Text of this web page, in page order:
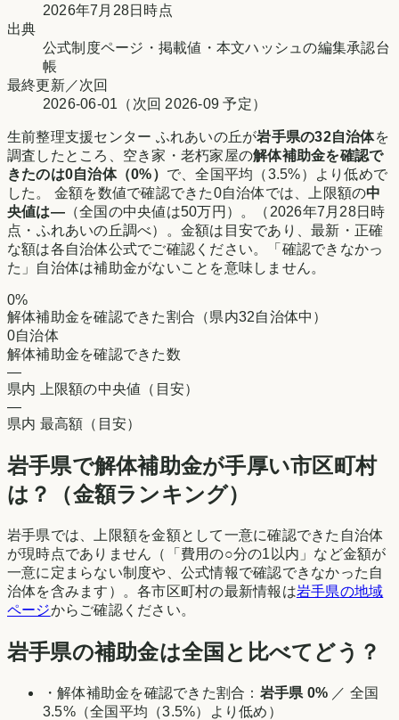
2026年7月28日時点
出典
公式制度ページ・掲載値・本文ハッシュの編集承認台
帳
最終更新／次回
2026-06-01 （次回 2026-09 予定）
生前整理支援センター ふれあいの丘が岩手県の32自治体を
調査したところ、空き家・老朽家屋の解体補助金を確認で
きたのは0自治体（0%） で、全国平均（3.5%）より低めで
した。 金額を数値で確認できた0自治体では、上限額の中
央値は—（全国の中央値は50万円 ）。 （ 2026年7月28日時
点 ・ ふれあいの丘調べ）。金額は目安であり、最新・正確
な額は各自治体公式でご確認ください。「確認できなかっ
た」自治体は補助金がないことを意味しません。
0%
解体補助金を確認できた割合（県内32自治体中）
0自治体
解体補助金を確認できた数
—
県内 上限額の中央値（目安）
—
県内 最高額（目安）
岩手県で解体補助金が手厚い市区町村
は？（金額ランキング）
岩手県では、上限額を金額として一意に確認できた自治体
が現時点でありません（「費用の○分の1以内」など金額が
一意に定まらない制度や、公式情報で確認できなかった自
治体を含みます）。各市区町村の最新情報は岩手県の地域
ページからご確認ください。
岩手県の補助金は全国と比べてどう？
・解体補助金を確認できた割合： 岩手県 0% ／ 全国
3.5%（全国平均（3.5%）より低め ）